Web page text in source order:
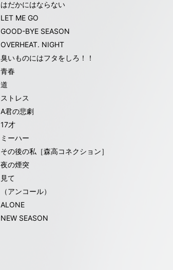
はだかにはならない
LET ME GO
GOOD-BYE SEASON
OVERHEAT. NIGHT
臭いものにはフタをしろ！！
青春
道
ストレス
A君の悲劇
17才
ミーハー
その後の私［森高コネクション］
夜の煙突
見て
（アンコール）
ALONE
NEW SEASON